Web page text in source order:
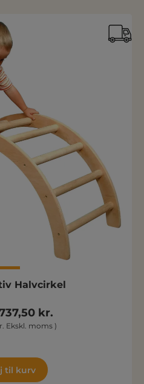
Halvcirkel
kr.
Ekskl. moms )
til kurv